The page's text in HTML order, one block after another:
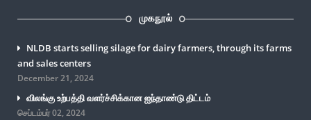
முகநூல்
NLDB starts selling silage for dairy farmers, through its farms
and sales centers
December 21, 2024
விலங்கு உற்பத்தி வளர்ச்சிக்கான ஐந்தாண்டு திட்டம்
செப்டம்பர் 02, 2024